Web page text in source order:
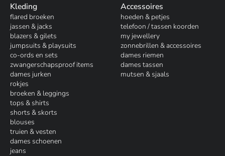
Kleding
flared broeken
jassen & jacks
blazers & gilets
jumpsuits & playsuits
co-ords en sets
zwangerschapsproof items
dames jurken
rokjes
broeken & leggings
tops & shirts
shorts & skorts
blouses
truien & vesten
dames schoenen
jeans
Accessoires
hoeden & petjes
telefoon / tassen koorden
my jewellery
zonnebrillen & accessoires
dames riemen
dames tassen
mutsen & sjaals